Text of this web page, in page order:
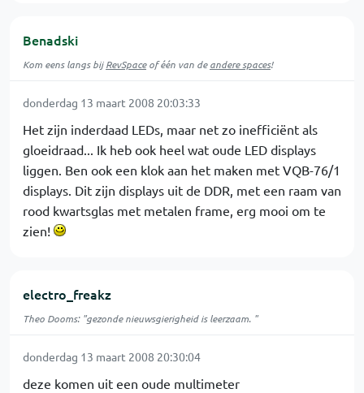
Benadski
Kom eens langs bijRevSpaceof één van deandere spaces!
donderdag 13 maart 2008 20:03:33
Het zijn inderdaad LEDs, maar net zo inefficiënt als
gloeidraad... Ik heb ook heel wat oude LED displays
liggen. Ben ook een klok aan het maken met VQB-76/1
displays. Dit zijn displays uit de DDR, met een raam van
rood kwartsglas met metalen frame, erg mooi om te
zien!
electro_freakz
Theo Dooms: "gezonde nieuwsgierigheid is leerzaam. "
donderdag 13 maart 2008 20:30:04
deze komen uit een oude multimeter